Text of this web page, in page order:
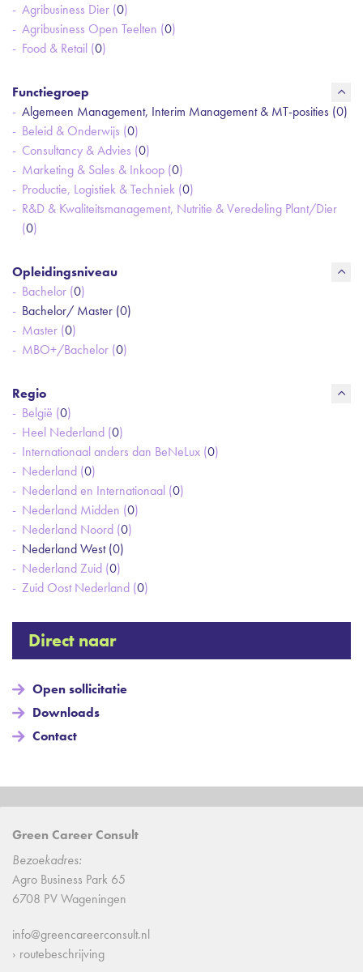
Agribusiness Dier (0)
Agribusiness Open Teelten (0)
Food & Retail (0)
Functiegroep
Algemeen Management, Interim Management & MT-posities (0)
Beleid & Onderwijs (0)
Consultancy & Advies (0)
Marketing & Sales & Inkoop (0)
Productie, Logistiek & Techniek (0)
R&D & Kwaliteitsmanagement, Nutritie & Veredeling Plant/Dier
(0)
Opleidingsniveau
Bachelor (0)
Bachelor/ Master (0)
Master (0)
MBO+/Bachelor (0)
Regio
België (0)
Heel Nederland (0)
Internationaal anders dan BeNeLux (0)
Nederland (0)
Nederland en Internationaal (0)
Nederland Midden (0)
Nederland Noord (0)
Nederland West (0)
Nederland Zuid (0)
Zuid Oost Nederland (0)
Direct naar
Open sollicitatie
Downloads
Contact
Green Career Consult
Bezoekadres:
Agro Business Park 65
6708 PV Wageningen
info@greencareerconsult.nl
› routebeschrijving